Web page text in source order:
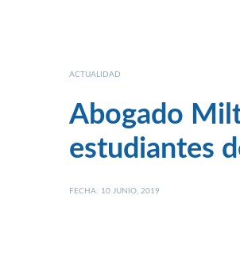
ACTUALIDAD
Abogado
estudiantes
FECHA: 10 JUNIO, 2019